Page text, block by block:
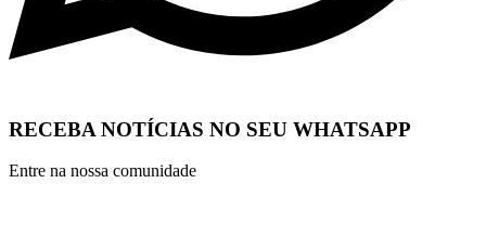
RECEBA NOTÍCIAS NO SEU WHATSAPP
Entre na nossa comunidade